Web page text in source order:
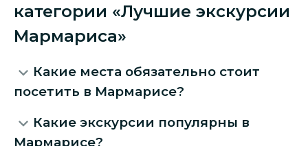
категории «Лучшие экскурсии
Мармариса»
Какие места обязательно стоит
посетить в Мармарисе?
Какие экскурсии популярны в
Мармарисе?